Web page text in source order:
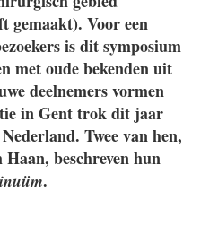
gemaakt). Voor een
is dit symposium
met oude bekenden uit
deelnemers vormen
in Gent trok dit jaar
Twee van hen,
beschreven hun
.